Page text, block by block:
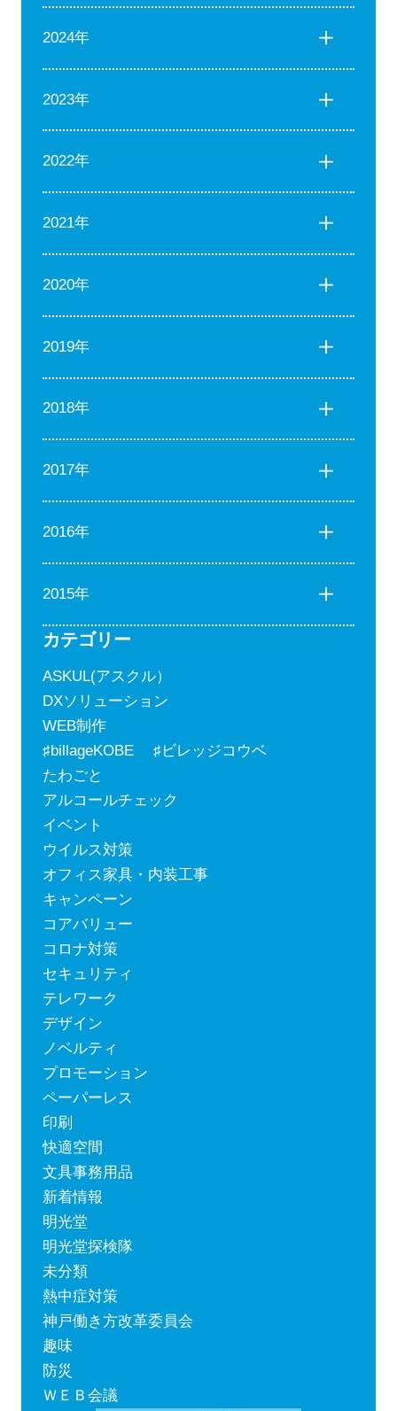
2024年
2023年
2022年
2021年
2020年
2019年
2018年
2017年
2016年
2015年
カテゴリー
ASKUL(アスクル）
DXソリューション
WEB制作
♯billageKOBE ♯ビレッジコウベ
たわごと
アルコールチェック
イベント
ウイルス対策
オフィス家具・内装工事
キャンペーン
コアバリュー
コロナ対策
セキュリティ
テレワーク
デザイン
ノベルティ
プロモーション
ペーパーレス
印刷
快適空間
文具事務用品
新着情報
明光堂
明光堂探検隊
未分類
熱中症対策
神戸働き方改革委員会
趣味
防災
ＷＥＢ会議